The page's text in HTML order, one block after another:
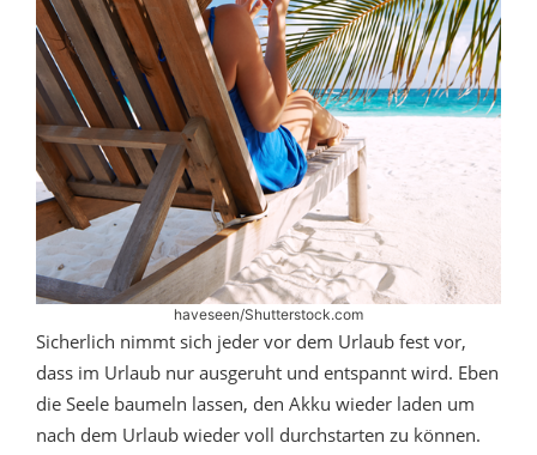
haveseen/Shutterstock.com
Sicherlich nimmt sich jeder vor dem Urlaub fest vor,
dass im Urlaub nur ausgeruht und entspannt wird. Eben
die Seele baumeln lassen, den Akku wieder laden um
nach dem Urlaub wieder voll durchstarten zu können.